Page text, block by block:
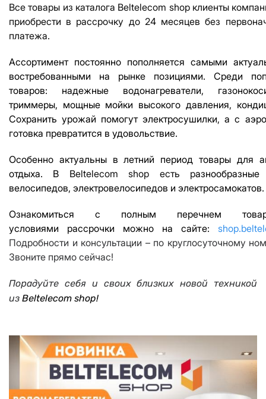
Все товары из каталога Beltelecom shopклиенты
приобрести в рассрочку до 24 месяцев без
платежа.
Ассортимент постоянно пополняется самыми
востребованными на рынке позициями. Среди
товаров: надежные водонагреватели,
триммеры, мощные мойки высокого давления,
Сохранить урожай помогут электросушилки, а с
готовка превратится в удовольствие.
Особенно актуальны в летний период товары для
отдыха. В Beltelecom shop есть р
велосипедов, электровелосипедов и электросамокатов.
Ознакомиться с полным перечнем
условиями рассрочки можно на сайте: shop.
Подробности и консультации – по круглосуточному
Звоните прямо сейчас!
Порадуйте себя и своих близких новой техникой
из Beltelecom shop!